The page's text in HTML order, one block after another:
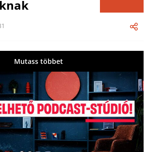
Mutass többet